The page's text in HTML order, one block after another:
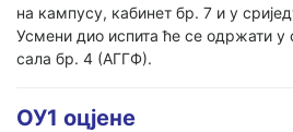
на кампусу, кабинет бр. 7 и у
Усмени дио испита ће се одржати у
сала бр. 4 (АГГФ).
ОУ1 оцјене